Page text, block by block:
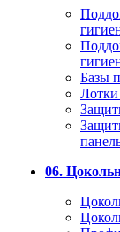
Базы
06.